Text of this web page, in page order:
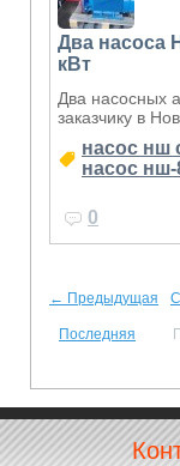
Два насоса
кВт
Два насосных
заказчику в
насос нш
насос нш-
0
← Предыдущая
Последняя